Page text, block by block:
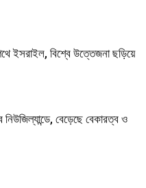
ইসরাইল, বিশ্বে উত্তেজনা ছড়িয়ে
বেড়েছে বেকারত্ব ও